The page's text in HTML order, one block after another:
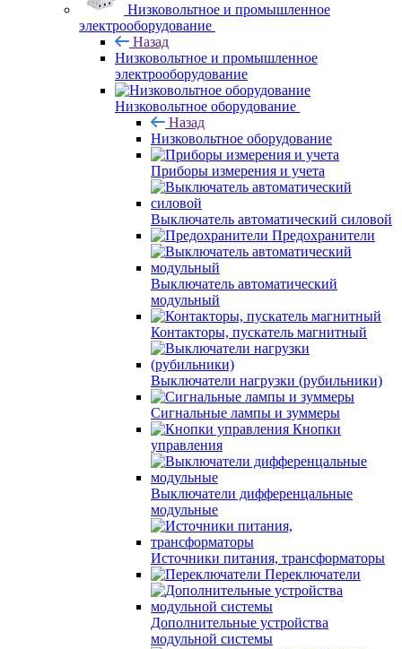
Низковольтное и промышленное
электрооборудование
Назад
Низковольтное и промышленное
электрооборудование
Низковольтное оборудование
Назад
Низковольтное оборудование
Приборы измерения и учета
Выключатель автоматический силовой
Предохранители
Выключатель автоматический
модульный
Контакторы, пускатель магнитный
Выключатели нагрузки (рубильники)
Сигнальные лампы и зуммеры
Кнопки
управления
Выключатели дифференцальные
модульные
Источники питания, трансформаторы
Переключатели
Дополнительные устройства
модульной системы